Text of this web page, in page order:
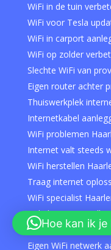
WiFi in de tuin
WiFi voor Tesla
WiFi in carport
WiFi op zolder
Slechte WiFi van
Eigen router achter
Thuiswerkplek
Internetkabel
WiFi problemen
Internet valt steeds
WiFi herstellen
Traag internet
WiFi specialist
Hulp bij WiFi
Netwerkstoring
Eigen WiFi netwerk
Hoe kan ik je